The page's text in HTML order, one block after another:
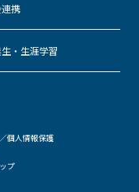
携
・生涯学習
個人情報保護
プ